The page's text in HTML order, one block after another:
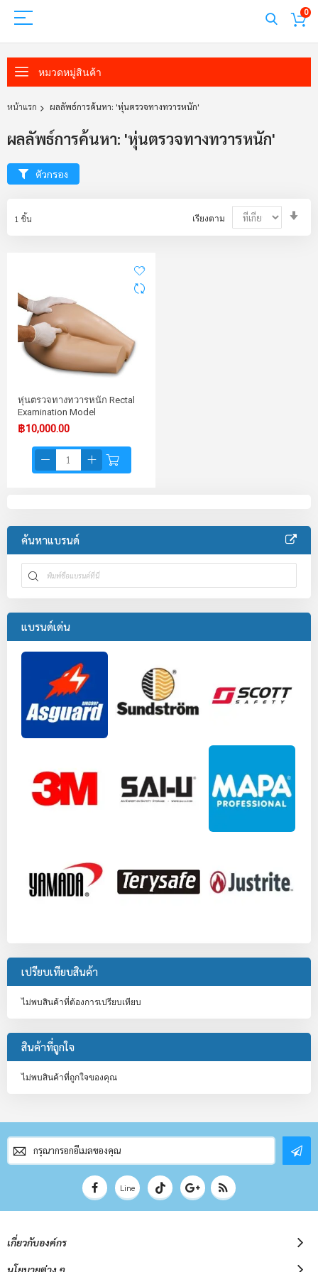
0
หมวดหมู่สินค้า
หน้าแรก ผลลัพธ์การค้นหา: 'หุ่นตรวจทางทวารหนัก'
ผลลัพธ์การค้นหา: 'หุ่นตรวจทางทวารหนัก'
1 ชิ้น เรียงตาม
หุ่นตรวจทางทวารหนัก Rectal
Examination Model
฿10,000.00
ตัวกรอง
ค้นหาแบรนด์
แบรนด์เด่น
เปรียบเทียบสินค้า
ไม่พบสินค้าที่ต้องการเปรียบเทียบ
สินค้าที่ถูกใจ
ไม่พบสินค้าที่ถูกใจของคุณ
สมัคร
สมาชิก
จดหมาย
Line
เกี่ยวกับองค์กร
นโยบายต่าง ๆ